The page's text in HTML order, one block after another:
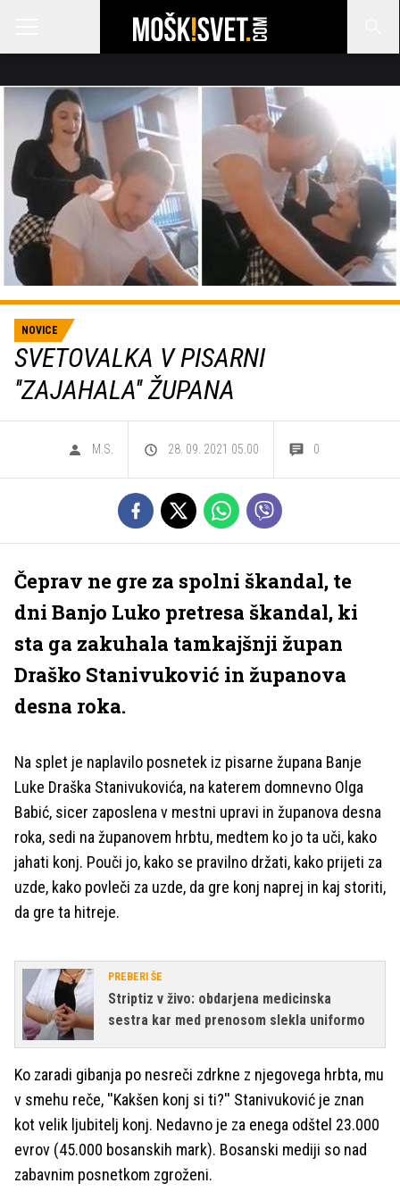
NOVICE
SVETOVALKA V PISARNI
''ZAJAHALA'' ŽUPANA
M.S. 28. 09. 2021 05.00 0
Čeprav ne gre za spolni škandal, te
dni Banjo Luko pretresa škandal, ki
sta ga zakuhala tamkajšnji župan
Draško Stanivuković in županova
desna roka.
Na splet je naplavilo posnetek iz pisarne župana Banje
Luke Draška Stanivukovića, na katerem domnevno Olga
Babić, sicer zaposlena v mestni upravi in županova desna
roka, sedi na županovem hrbtu, medtem ko jo ta uči, kako
jahati konj. Pouči jo, kako se pravilno držati, kako prijeti za
uzde, kako povleči za uzde, da gre konj naprej in kaj storiti,
da gre ta hitreje.
PREBERI ŠE
Striptiz v živo: obdarjena medicinska
sestra kar med prenosom slekla uniformo
Ko zaradi gibanja po nesreči zdrkne z njegovega hrbta, mu
v smehu reče, ''Kakšen konj si ti?'' Stanivuković je znan
kot velik ljubitelj konj. Nedavno je za enega odštel 23.000
evrov (45.000 bosanskih mark). Bosanski mediji so nad
zabavnim posnetkom zgroženi.